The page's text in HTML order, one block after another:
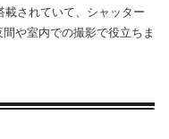
されていて、シャッター
や室内での撮影で役立ちま